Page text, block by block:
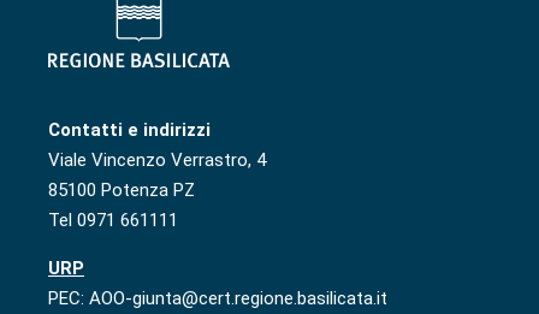
Contatti e indirizzi
Viale Vincenzo Verrastro, 4
85100 Potenza PZ
Tel 0971 661111
URP
PEC: AOO-giunta@cert.regione.basilicata.it